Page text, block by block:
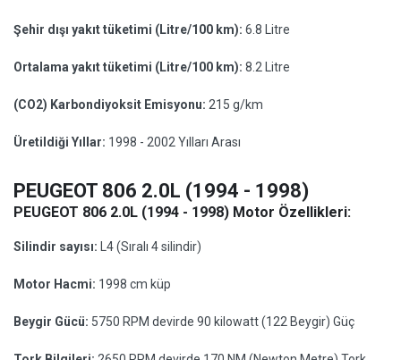
Şehir dışı yakıt tüketimi (Litre/100 km): 6.8 Litre
Ortalama yakıt tüketimi (Litre/100 km): 8.2 Litre
(CO2) Karbondiyoksit Emisyonu: 215 g/km
Üretildiği Yıllar: 1998 - 2002 Yılları Arası
PEUGEOT 806 2.0L (1994 - 1998)
PEUGEOT 806 2.0L (1994 - 1998) Motor Özellikleri:
Silindir sayısı: L4 (Sıralı 4 silindir)
Motor Hacmi: 1998 cm küp
Beygir Gücü: 5750 RPM devirde 90 kilowatt (122 Beygir) Güç